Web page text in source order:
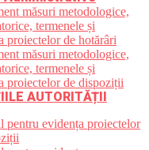
măsuri metodologice,
termenele și
proiectelor de hotărâri
măsuri metodologice,
termenele și
proiectelor de dispoziții
AUTORITĂȚII
pentru evidența proiectelor